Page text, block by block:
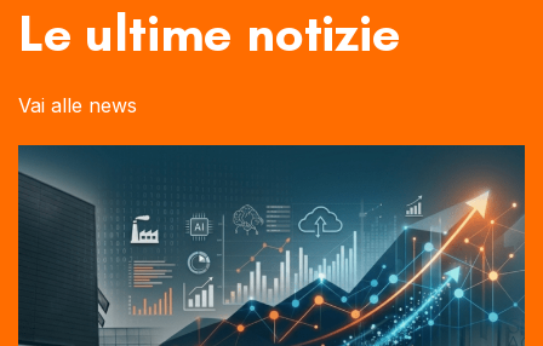
Le ultime notizie
Vai alle news